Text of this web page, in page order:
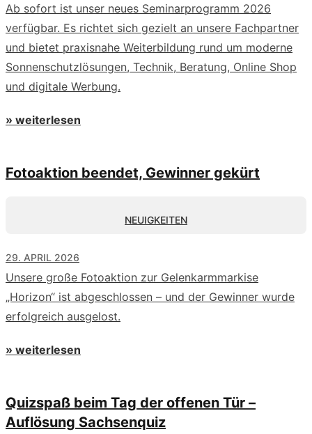
Ab sofort ist unser neues Seminarprogramm 2026
verfügbar. Es richtet sich gezielt an unsere Fachpartner
und bietet praxisnahe Weiterbildung rund um moderne
Sonnenschutzlösungen, Technik, Beratung, Online Shop
und digitale Werbung.
» weiterlesen
Fotoaktion beendet, Gewinner gekürt
NEUIGKEITEN
29. APRIL 2026
Unsere große Fotoaktion zur Gelenkarmmarkise
„Horizon“ ist abgeschlossen – und der Gewinner wurde
erfolgreich ausgelost.
» weiterlesen
Quizspaß beim Tag der offenen Tür –
Auflösung Sachsenquiz